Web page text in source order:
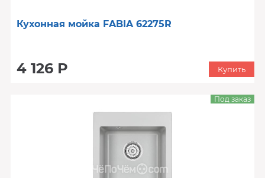
Кухонная мойка FABIA 62275R
4 126 Р Купить
Под заказ